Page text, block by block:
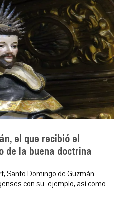
el que recibió el
de la buena doctrina
Santo Domingo de Guzmán
con su ejemplo, así como